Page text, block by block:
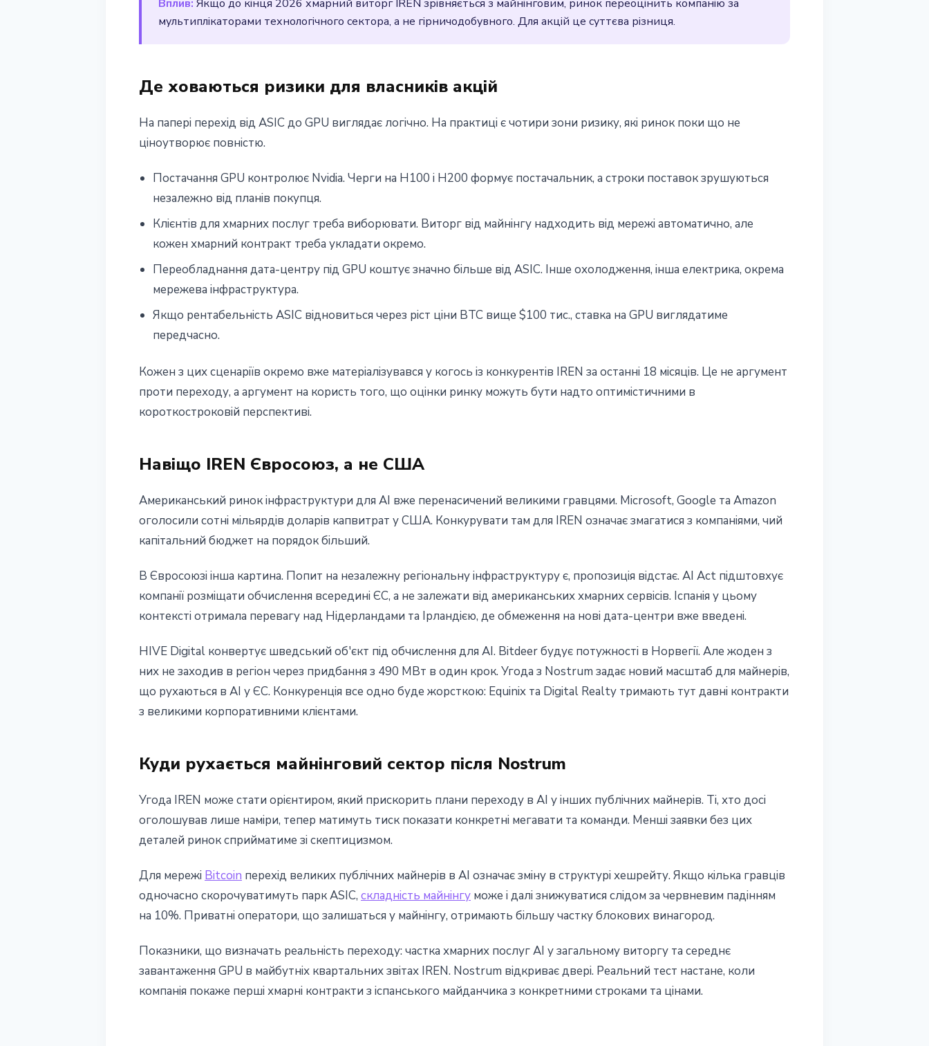
Вплив: Якщо до кінця 2026 хмарний виторг IREN зрівняється з майнінговим, ринок переоцінить компанію за
мультиплікаторами технологічного сектора, а не гірничодобувного. Для акцій це суттєва різниця.
Де ховаються ризики для власників акцій
На папері перехід від ASIC до GPU виглядає логічно. На практиці є чотири зони ризику, які ринок поки що не
ціноутворює повністю.
Постачання GPU контролює Nvidia. Черги на H100 і H200 формує постачальник, а строки поставок зрушуються
незалежно від планів покупця.
Клієнтів для хмарних послуг треба виборювати. Виторг від майнінгу надходить від мережі автоматично, але
кожен хмарний контракт треба укладати окремо.
Переобладнання дата-центру під GPU коштує значно більше від ASIC. Інше охолодження, інша електрика, окрема
мережева інфраструктура.
Якщо рентабельність ASIC відновиться через ріст ціни BTC вище $100 тис., ставка на GPU виглядатиме
передчасно.
Кожен з цих сценаріїв окремо вже матеріалізувався у когось із конкурентів IREN за останні 18 місяців. Це не аргумент
проти переходу, а аргумент на користь того, що оцінки ринку можуть бути надто оптимістичними в
короткостроковій перспективі.
Навіщо IREN Євросоюз, а не США
Американський ринок інфраструктури для AI вже перенасичений великими гравцями. Microsoft, Google та Amazon
оголосили сотні мільярдів доларів капвитрат у США. Конкурувати там для IREN означає змагатися з компаніями, чий
капітальний бюджет на порядок більший.
В Євросоюзі інша картина. Попит на незалежну регіональну інфраструктуру є, пропозиція відстає. AI Act підштовхує
компанії розміщати обчислення всередині ЄС, а не залежати від американських хмарних сервісів. Іспанія у цьому
контексті отримала перевагу над Нідерландами та Ірландією, де обмеження на нові дата-центри вже введені.
HIVE Digital конвертує шведський об'єкт під обчислення для AI. Bitdeer будує потужності в Норвегії. Але жоден з
них не заходив в регіон через придбання з 490 МВт в один крок. Угода з Nostrum задає новий масштаб для майнерів,
що рухаються в AI у ЄС. Конкуренція все одно буде жорсткою: Equinix та Digital Realty тримають тут давні контракти
з великими корпоративними клієнтами.
Куди рухається майнінговий сектор після Nostrum
Угода IREN може стати орієнтиром, який прискорить плани переходу в AI у інших публічних майнерів. Ті, хто досі
оголошував лише наміри, тепер матимуть тиск показати конкретні мегавати та команди. Менші заявки без цих
деталей ринок сприйматиме зі скептицизмом.
Для мережі Bitcoin перехід великих публічних майнерів в AI означає зміну в структурі хешрейту. Якщо кілька гравців
одночасно скорочуватимуть парк ASIC, складність майнінгу може і далі знижуватися слідом за червневим падінням
на 10%. Приватні оператори, що залишаться у майнінгу, отримають більшу частку блокових винагород.
Показники, що визначать реальність переходу: частка хмарних послуг AI у загальному виторгу та середнє
завантаження GPU в майбутніх квартальних звітах IREN. Nostrum відкриває двері. Реальний тест настане, коли
компанія покаже перші хмарні контракти з іспанського майданчика з конкретними строками та цінами.